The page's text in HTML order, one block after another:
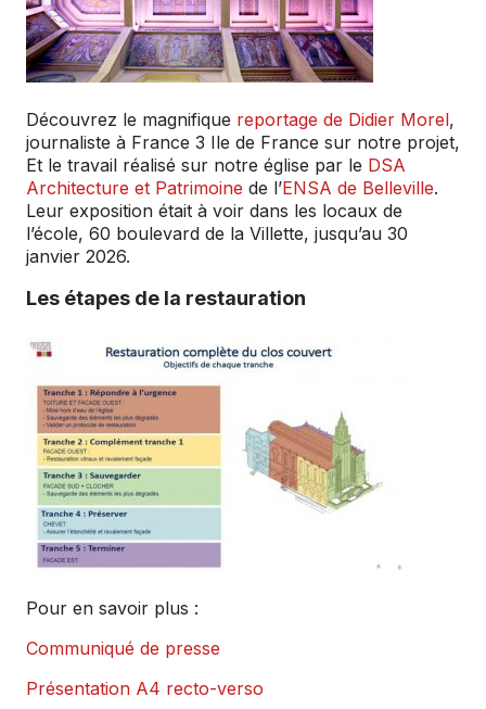
Découvrez le magnifique reportage de Didier Morel,
journaliste à France 3 Ile de France sur notre projet,
Et le travail réalisé sur notre église par le DSA
Architecture et Patrimoine de l’ENSA de Belleville.
Leur exposition était à voir dans les locaux de
l’école, 60 boulevard de la Villette, jusqu’au 30
janvier 2026.
Les étapes de la restauration
Pour en savoir plus :
Communiqué de presse
Présentation A4 recto-verso